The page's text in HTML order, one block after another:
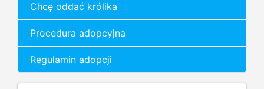
Chcę oddać królika
Procedura adopcyjna
Regulamin adopcji